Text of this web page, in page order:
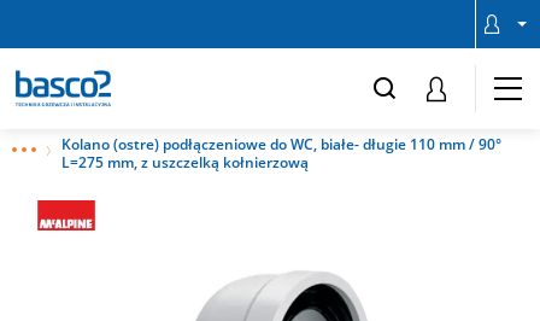
Kolano (ostre) podłączeniowe do WC, białe- długie 110 mm / 90°
L=275 mm, z uszczelką kołnierzową